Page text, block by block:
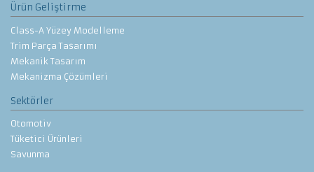
Ürün Geliştirme
Class-A Yüzey Modelleme
Trim Parça Tasarımı
Mekanik Tasarım
Mekanizma Çözümleri
Sektörler
Otomotiv
Tüketici Ürünleri
Savunma